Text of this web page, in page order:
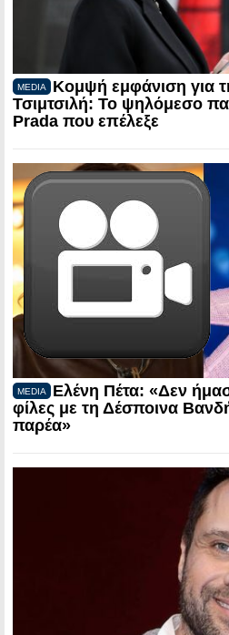
MEDIA
Κομψή εμφάνιση για
Τσιμτσιλή: Το ψηλόμεσο
Prada που επέλεξε
MEDIA
Ελένη Πέτα: «Δεν
φίλες με τη Δέσποινα
παρέα»